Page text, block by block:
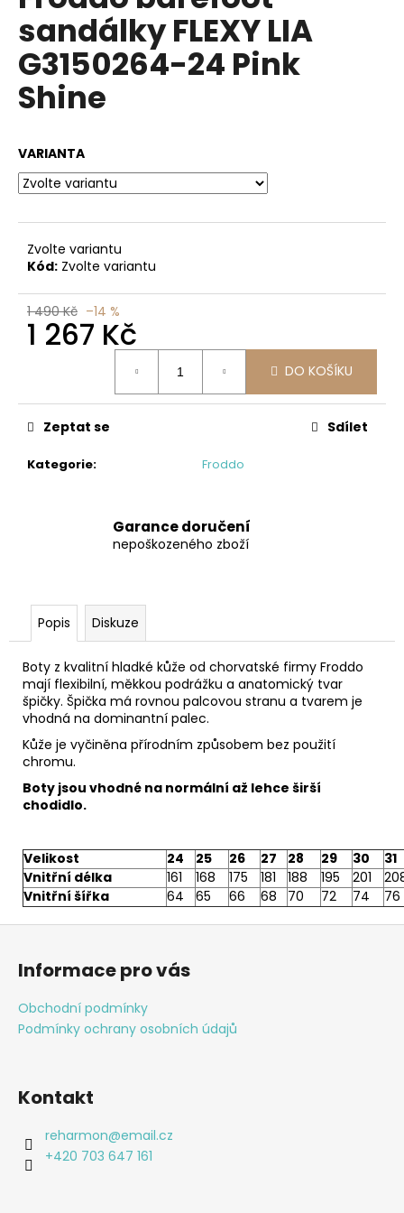
z
5
hvězdiček.
sandálky FLEXY LIA
G3150264-24 Pink
Shine
VARIANTA
Zvolte variantu
Kód: Zvolte variantu
1 490 Kč –14 %
1 267 Kč
DO KOŠÍKU
Kategorie: Froddo
Zeptat se Sdílet
Garance doručení
nepoškozeného zboží
Popis Diskuze
Boty z kvalitní hladké kůže od chorvatské firmy Froddo
mají flexibilní, měkkou podrážku a anatomický tvar
špičky. Špička má rovnou palcovou stranu a tvarem je
vhodná na dominantní palec.
Kůže je vyčiněna přírodním způsobem bez použití
chromu.
Boty jsou vhodné na normální až lehce širší
chodidlo.
Velikost 24 25 26 27 28 29 30
31
Vnitřní délka
161 168 175 181 188 195 201
Vnitřní šířka
64 65 66 68 70 72 74 76
a
j
í
t
?
D
o
p
č
u
e
BAREFOOT
HOLÍNKY
1
112
Kč
Původně:
390
Kč
Z
Informace pro vás
Obchodní podmínky
Podmínky ochrany osobních údajů
Kontakt
reharmon@email.cz
+420 703 647 161